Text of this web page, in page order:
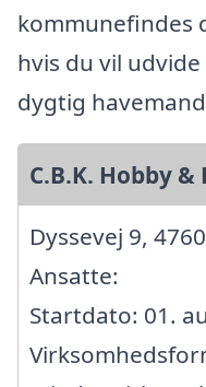
kommunefindes
hvis du vil
dygtig
C.B.K. Hobby &
Dyssevej 9,
Ansatte:
Startdato: 01.